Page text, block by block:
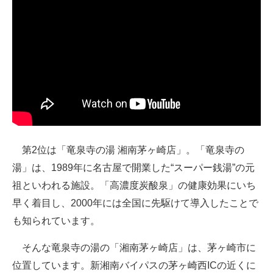
第2位は「竜泉寺の湯 湘南茅ヶ崎店」。「竜泉寺の
湯」は、1989年に名古屋で開業した“スーパー銭湯”の元
祖といわれる施設。「高濃度炭酸泉」の健康効果にいち
早く着目し、2000年には全国に先駆けて導入したことで
も知られています。
そんな竜泉寺の湯の「湘南茅ヶ崎店」は、茅ヶ崎市に
位置しています。新湘南バイパスの茅ヶ崎西ICの近くに